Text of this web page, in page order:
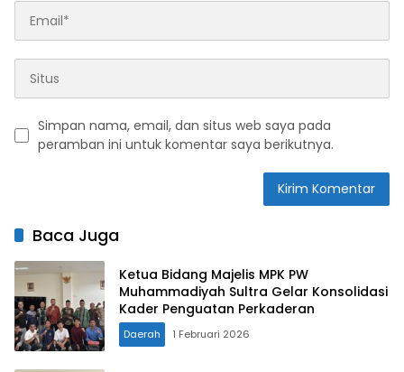
Simpan nama, email, dan situs web saya pada
peramban ini untuk komentar saya berikutnya.
Baca Juga
Ketua Bidang Majelis MPK PW
Muhammadiyah Sultra Gelar Konsolidasi
Kader Penguatan Perkaderan
Daerah 1 Februari 2026